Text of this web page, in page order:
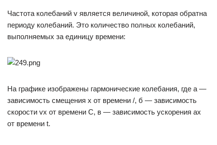
Частота колебаний v является величиной, которая обратна
периоду колебаний. Это количество полных колебаний,
выполняемых за единицу времени:
На графике изображены гармонические колебания, где а —
зависимость смещения х от времени /, б — зависимость
скорости vx от времени С, в — зависимость ускорения ах
от времени t.